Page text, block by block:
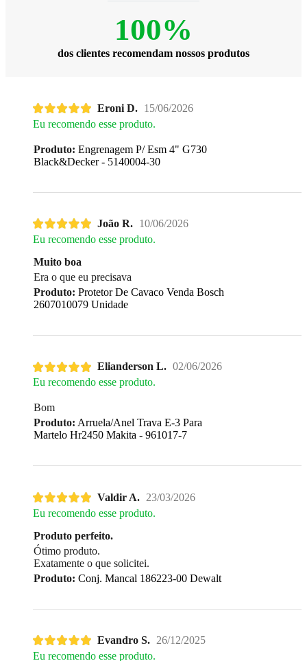
100%
dos clientes recomendam nossos produtos
Eroni D. 15/06/2026
Eu recomendo esse produto.
Produto: Engrenagem P/ Esm 4" G730
Black&Decker - 5140004-30
João R. 10/06/2026
Eu recomendo esse produto.
Muito boa
Era o que eu precisava
Produto: Protetor De Cavaco Venda Bosch
2607010079 Unidade
Elianderson L. 02/06/2026
Eu recomendo esse produto.
Bom
Produto: Arruela/Anel Trava E-3 Para
Martelo Hr2450 Makita - 961017-7
Valdir A. 23/03/2026
Eu recomendo esse produto.
Produto perfeito.
Ótimo produto.
Exatamente o que solicitei.
Produto: Conj. Mancal 186223-00 Dewalt
Evandro S. 26/12/2025
Eu recomendo esse produto.